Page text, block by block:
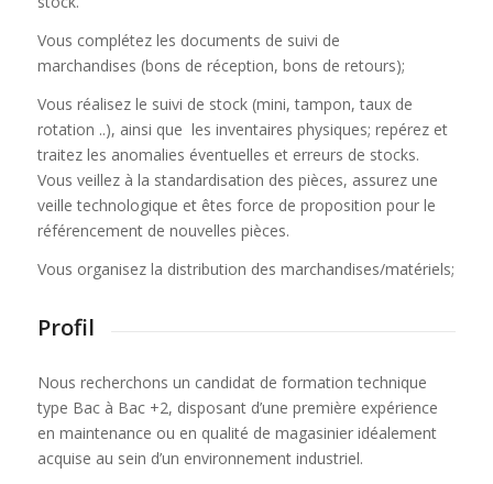
Vous complétez les documents de suivi de
marchandises (bons de réception, bons de retours);
Vous réalisez le suivi de stock (mini, tampon, taux de
rotation ..), ainsi que les inventaires physiques; repérez et
traitez les anomalies éventuelles et erreurs de stocks.
Vous veillez à la standardisation des pièces, assurez une
veille technologique et êtes force de proposition pour le
référencement de nouvelles pièces.
Vous organisez la distribution des marchandises/matériels;
Profil
Nous recherchons un candidat de formation technique
type Bac à Bac +2, disposant d’une première expérience
en maintenance ou en qualité de magasinier idéalement
acquise au sein d’un environnement industriel.